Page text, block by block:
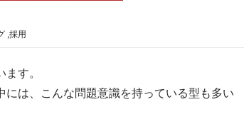
,採用
す。
は、こんな問題意識を持っている型も多い